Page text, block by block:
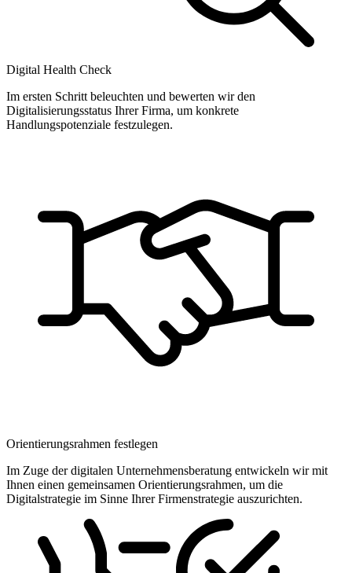
Digital Health Check
Im ersten Schritt beleuchten und bewerten wir den
Digitalisierungsstatus Ihrer Firma, um konkrete
Handlungspotenziale festzulegen.
Orientierungsrahmen festlegen
Im Zuge der digitalen Unternehmensberatung entwickeln wir mit
Ihnen einen gemeinsamen Orientierungsrahmen, um die
Digitalstrategie im Sinne Ihrer Firmenstrategie auszurichten.